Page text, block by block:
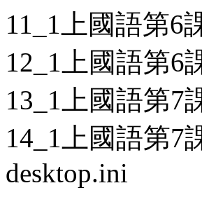
11_1上國語第6
12_1上國語第6
13_1上國語第7
14_1上國語第7
desktop.ini